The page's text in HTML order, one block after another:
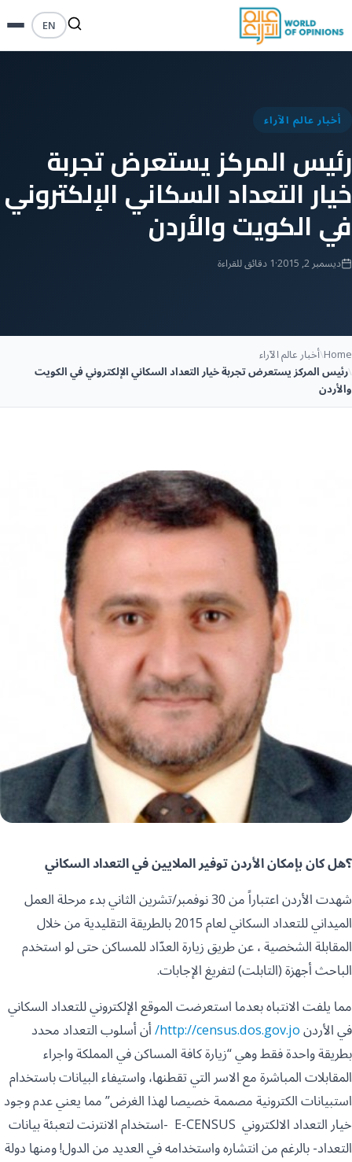
EN
أخبار عالم الآراء
رئيس المركز يستعرض تجربة
خيار التعداد السكاني الإلكتروني
في الكويت والأردن
ديسمبر 2, 2015 ·1 دقائق للقراءة
Home
\أخبار عالم الآراء
\رئيس المركز يستعرض تجربة خيار التعداد السكاني الإلكتروني في الكويت
والأردن
؟هل كان بإمكان الأردن توفير الملايين في التعداد السكاني
شهدت الأردن اعتباراً من 30 نوفمبر/تشرين الثاني بدء مرحلة العمل
الميداني للتعداد السكاني لعام 2015 بالطريقة التقليدية من خلال
المقابلة الشخصية ، عن طريق زيارة العدّاد للمساكن حتى لو استخدم
الباحث أجهزة (التابلت) لتفريغ الإجابات.
مما يلفت الانتباه بعدما استعرضت الموقع الإلكتروني للتعداد السكاني
في الأردن http://census.dos.gov.jo/ أن أسلوب التعداد محدد
بطريقة واحدة فقط وهي “زيارة كافة المساكن في المملكة واجراء
المقابلات المباشرة مع الاسر التي تقطنها، واستيفاء البيانات باستخدام
استبيانات الكترونية مصممة خصيصا لهذا الغرض” مما يعني عدم وجود
خيار التعداد الالكتروني E-CENSUS -استخدام الانترنت لتعبئة بيانات
التعداد- بالرغم من انتشاره واستخدامه في العديد من الدول! ومنها دولة